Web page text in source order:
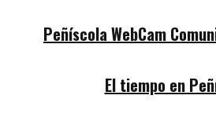
Peñíscola WebCam
El tiempo en